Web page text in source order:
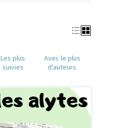
Les plus
suivies
Avec le plus
d'auteurs